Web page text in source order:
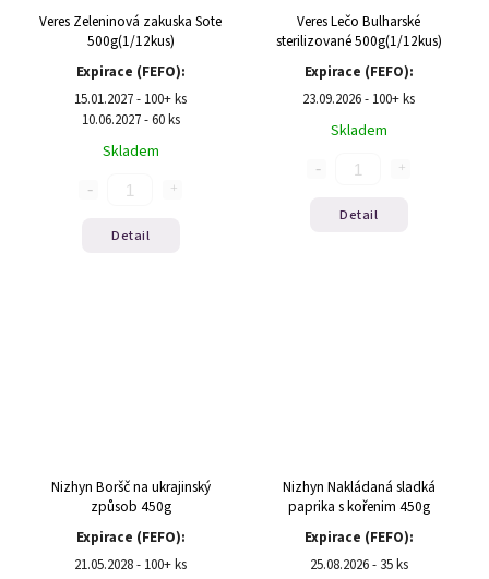
Veres Zeleninová zakuska Sote
500g(1/12kus)
Expirace (FEFO):
15.01.2027 - 100+ ks
10.06.2027 - 60 ks
Skladem
Detail
Veres Lečo Bulharské
sterilizované 500g(1/12kus)
Expirace (FEFO):
23.09.2026 - 100+ ks
Skladem
Detail
Nizhyn Boršč na ukrajinský
způsob 450g
Expirace (FEFO):
21.05.2028 - 100+ ks
Nizhyn Nakládaná sladká
paprika s kořenim 450g
Expirace (FEFO):
25.08.2026 - 35 ks